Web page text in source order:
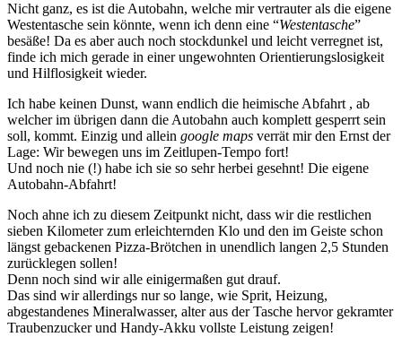
Nicht ganz, es ist die Autobahn, welche mir vertrauter als die eigene
Westentasche sein könnte, wenn ich denn eine “Westentasche”
besäße! Da es aber auch noch stockdunkel und leicht verregnet ist,
finde ich mich gerade in einer ungewohnten Orientierungslosigkeit
und Hilflosigkeit wieder.
Ich habe keinen Dunst, wann endlich die heimische Abfahrt , ab
welcher im übrigen dann die Autobahn auch komplett gesperrt sein
soll, kommt. Einzig und allein google maps verrät mir den Ernst der
Lage: Wir bewegen uns im Zeitlupen-Tempo fort!
Und noch nie (!) habe ich sie so sehr herbei gesehnt! Die eigene
Autobahn-Abfahrt!
Noch ahne ich zu diesem Zeitpunkt nicht, dass wir die restlichen
sieben Kilometer zum erleichternden Klo und den im Geiste schon
längst gebackenen Pizza-Brötchen in unendlich langen 2,5 Stunden
zurücklegen sollen!
Denn noch sind wir alle einigermaßen gut drauf.
Das sind wir allerdings nur so lange, wie Sprit, Heizung,
abgestandenes Mineralwasser, alter aus der Tasche hervor gekramter
Traubenzucker und Handy-Akku vollste Leistung zeigen!